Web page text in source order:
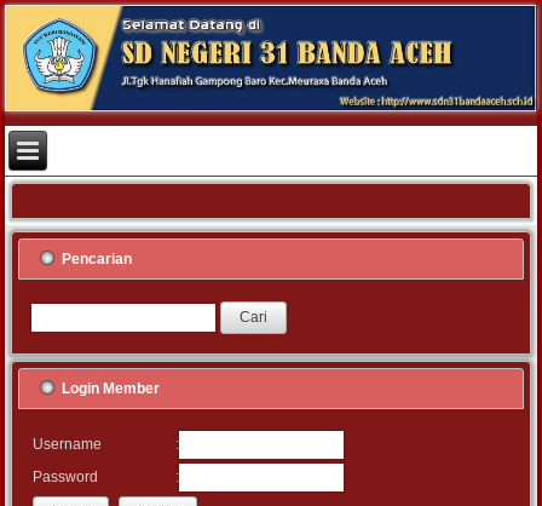
Pencarian
Login Member
Username
:
Password
: